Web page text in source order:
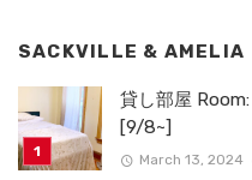
SACKVILLE & AMELIA
貸し部屋
[9/8~]
March 13, 2024